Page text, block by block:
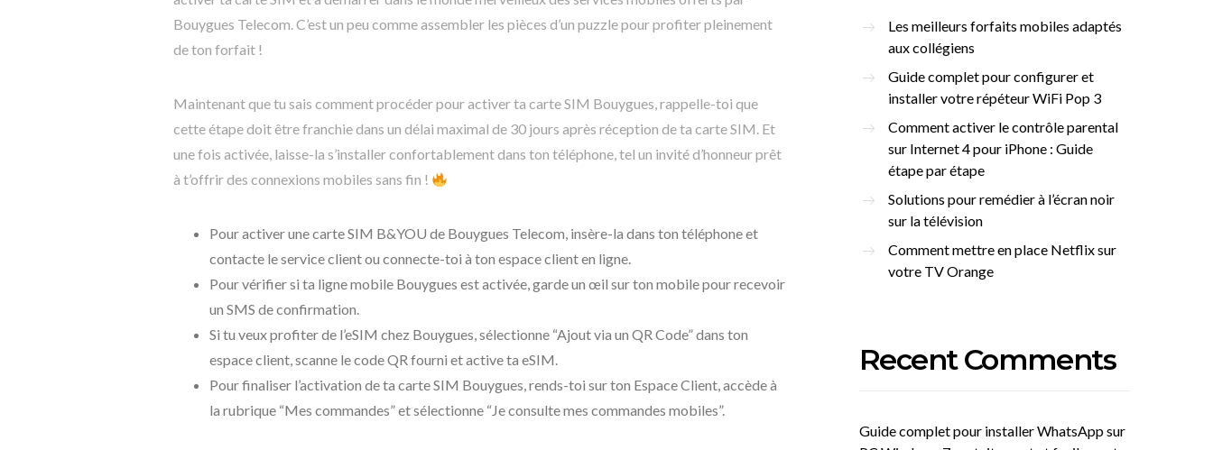
Bouygues Telecom. C’est un peu comme assembler les pièces d’un puzzle pour profiter pleinement
de ton forfait !
Maintenant que tu sais comment procéder pour activer ta carte SIM Bouygues, rappelle-toi que
cette étape doit être franchie dans un délai maximal de 30 jours après réception de ta carte SIM. Et
une fois activée, laisse-la s’installer confortablement dans ton téléphone, tel un invité d’honneur prêt
à t’offrir des connexions mobiles sans fin !
Pour activer une carte SIM B&YOU de Bouygues Telecom, insère-la dans ton téléphone et
contacte le service client ou connecte-toi à ton espace client en ligne.
Pour vérifier si ta ligne mobile Bouygues est activée, garde un œil sur ton mobile pour recevoir
un SMS de confirmation.
Si tu veux profiter de l’eSIM chez Bouygues, sélectionne “Ajout via un QR Code” dans ton
espace client, scanne le code QR fourni et active ta eSIM.
Pour finaliser l’activation de ta carte SIM Bouygues, rends-toi sur ton Espace Client, accède à
la rubrique “Mes commandes” et sélectionne “Je consulte mes commandes mobiles”.
Les meilleurs forfaits mobiles adaptés
aux collégiens
Guide complet pour configurer et
installer votre répéteur WiFi Pop 3
Comment activer le contrôle parental
sur Internet 4 pour iPhone : Guide
étape par étape
Solutions pour remédier à l’écran noir
sur la télévision
Comment mettre en place Netflix sur
votre TV Orange
Recent Comments
Guide complet pour installer WhatsApp sur